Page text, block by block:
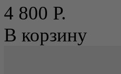
4 800 Р.
В корзину